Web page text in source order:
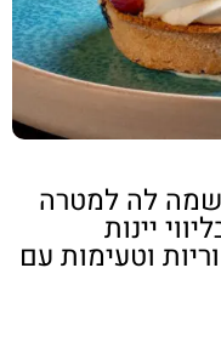
לה למטרה
יינות
וטעימות עם